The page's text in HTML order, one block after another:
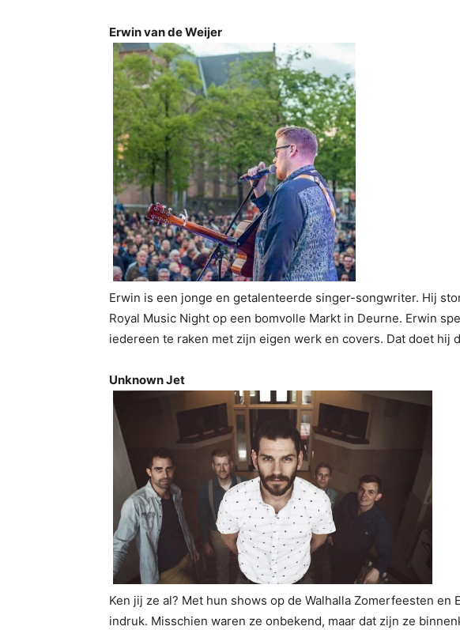
Erwin van de Weijer
Erwin is een jonge en getalenteerde singer-songwriter. Hij
Royal Music Night op een bomvolle Markt in Deurne. Erwin
iedereen te raken met zijn eigen werk en covers. Dat doet hij
Unknown Jet
Ken jij ze al? Met hun shows op de Walhalla Zomerfeesten
indruk. Misschien waren ze onbekend, maar dat zijn ze